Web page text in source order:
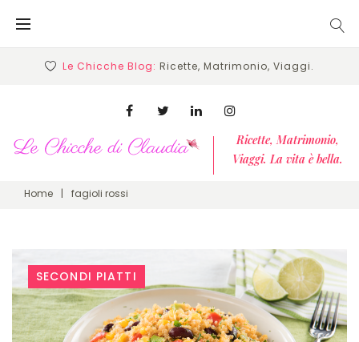
Le Chicche Blog: Ricette, Matrimonio, Viaggi.
Ricette, Matrimonio,
Viaggi. La vita è bella.
Facebook LinkedinInstagram
Home | fagioli rossi
Tag:
SECONDI PIATTI